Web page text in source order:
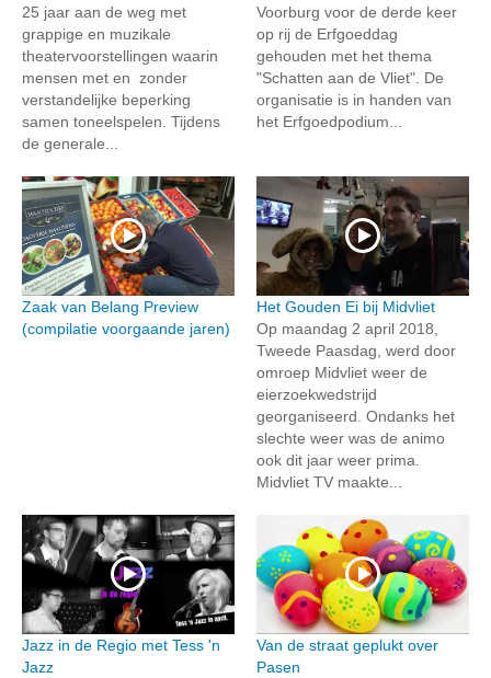
25 jaar aan de weg met
grappige en muzikale
theatervoorstellingen waarin
mensen met en zonder
verstandelijke beperking
samen toneelspelen. Tijdens
de generale...
Voorburg voor de derde keer
op rij de Erfgoeddag
gehouden met het thema
"Schatten aan de Vliet". De
organisatie is in handen van
het Erfgoedpodium...
Zaak van Belang Preview
(compilatie voorgaande jaren)
Het Gouden Ei bij Midvliet
Op maandag 2 april 2018,
Tweede Paasdag, werd door
omroep Midvliet weer de
eierzoekwedstrijd
georganiseerd. Ondanks het
slechte weer was de animo
ook dit jaar weer prima.
Midvliet TV maakte...
Jazz in de Regio met Tess 'n
Jazz
Van de straat geplukt over
Pasen